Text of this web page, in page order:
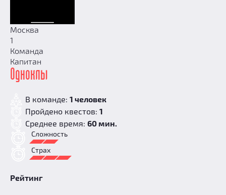
Москва
1
Команда
Капитан
Одноклы
В команде: 1 человек
Пройдено квестов: 1
Среднее время: 60 мин.
Сложность
Страх
Рейтинг